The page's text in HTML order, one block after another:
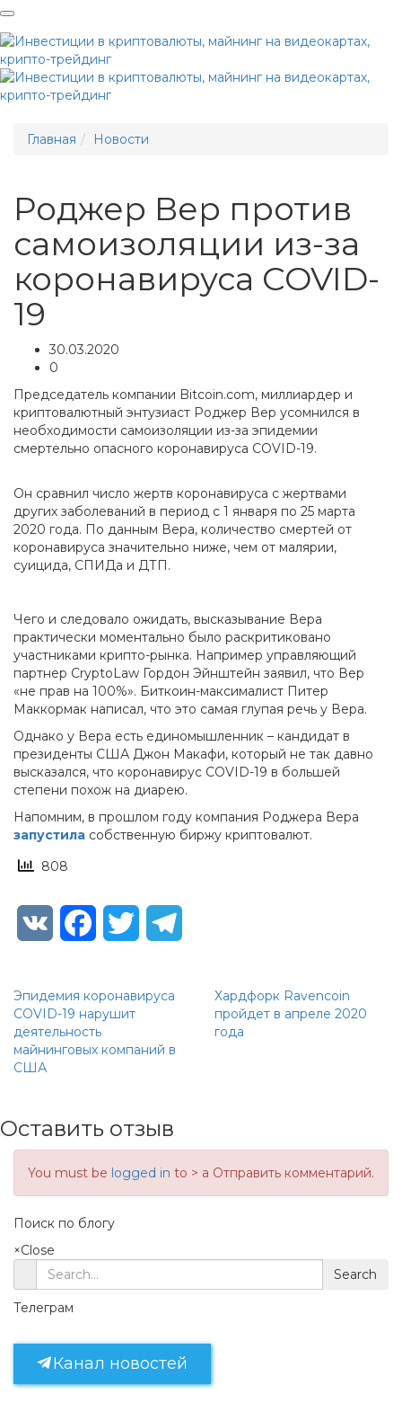
Главная Новости
Роджер Вер против
самоизоляции из-за
коронавируса COVID-
19
30.03.2020
0
Председатель компании Bitcoin.com, миллиардер и
криптовалютный энтузиаст Роджер Вер усомнился в
необходимости самоизоляции из-за эпидемии
смертельно опасного коронавируса COVID-19.
Он сравнил число жертв коронавируса с жертвами
других заболеваний в период с 1 января по 25 марта
2020 года. По данным Вера, количество смертей от
коронавируса значительно ниже, чем от малярии,
суицида, СПИДа и ДТП.
Чего и следовало ожидать, высказывание Вера
практически моментально было раскритиковано
участниками крипто-рынка. Например управляющий
партнер CryptoLaw Гордон Эйнштейн заявил, что Вер
«не прав на 100%». Биткоин-максималист Питер
Маккормак написал, что это самая глупая речь у Вера.
Однако у Вера есть единомышленник – кандидат в
президенты США Джон Макафи, который не так давно
высказался, что коронавирус COVID-19 в большей
степени похож на диарею.
Напомним, в прошлом году компания Роджера Вера
запустила собственную биржу криптовалют.
808
VK FacebookTwitter
Эпидемия коронавируса
COVID-19 нарушит
деятельность
майнинговых компаний в
США
Хардфорк Ravencoin
пройдет в апреле 2020
года
Оставить отзыв
You must be logged in to > a Отправить комментарий.
Поиск по блогу
×Close
Search
Телеграм
Канал новостей